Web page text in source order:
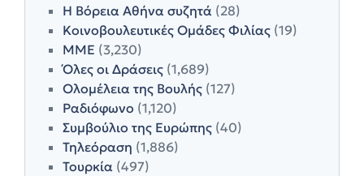
Η Βόρεια Αθήνα συζητά (28)
Κοινοβουλευτικές Ομάδες Φιλίας (19)
ΜΜΕ (3,230)
Όλες οι Δράσεις (1,689)
Ολομέλεια της Βουλής (127)
Ραδιόφωνο (1,120)
Συμβούλιο της Ευρώπης (40)
Τηλεόραση (1,886)
Τουρκία (497)